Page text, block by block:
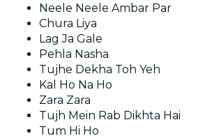
Neele Neele Ambar Par
Chura Liya
Lag Ja Gale
Pehla Nasha
Tujhe Dekha Toh Yeh
Kal Ho Na Ho
Zara Zara
Tujh Mein Rab Dikhta Hai
Tum Hi Ho